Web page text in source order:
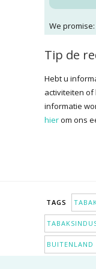
We
Tip de
Hebt u
activiteiten of
informatie
hierom ons
TAGS
BUITENLAND